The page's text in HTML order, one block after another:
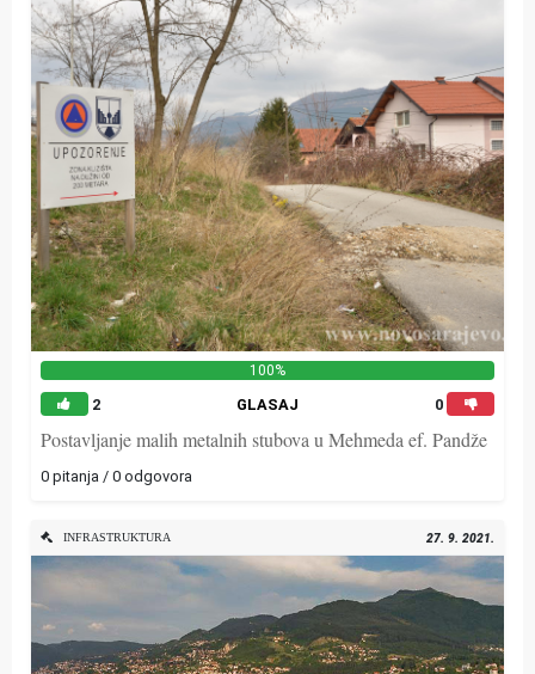
100%
2 GLASAJ 0
Postavljanje malih metalnih stubova u Mehmeda ef. Pandže
0 pitanja / 0 odgovora
INFRASTRUKTURA 27. 9. 2021.